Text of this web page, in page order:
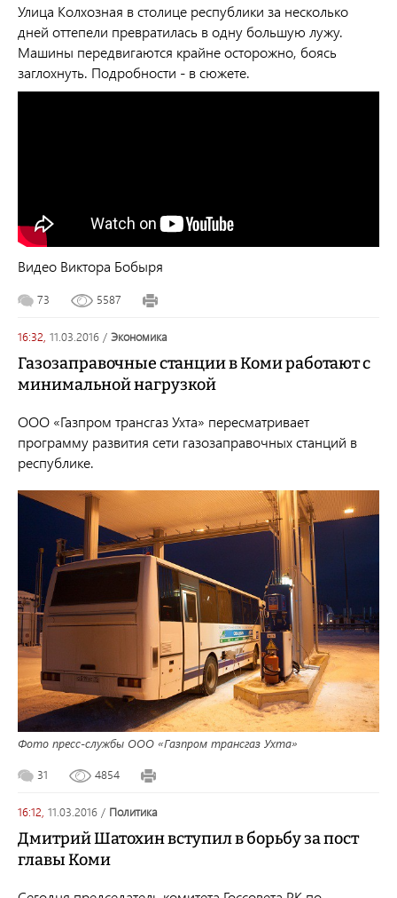
Улица Колхозная в столице республики за несколько
дней оттепели превратилась в одну большую лужу.
Машины передвигаются крайне осторожно, боясь
заглохнуть. Подробности - в сюжете.
Видео Виктора Бобыря
73 5587
16:32, 11.03.2016 / экономика
Газозаправочные станции в Коми работают с
минимальной нагрузкой
ООО «Газпром трансгаз Ухта» пересматривает
программу развития сети газозаправочных станций в
республике.
Фото пресс-службы ООО «Газпром трансгаз Ухта»
31 4854
16:12, 11.03.2016 / политика
Дмитрий Шатохин вступил в борьбу за пост
главы Коми